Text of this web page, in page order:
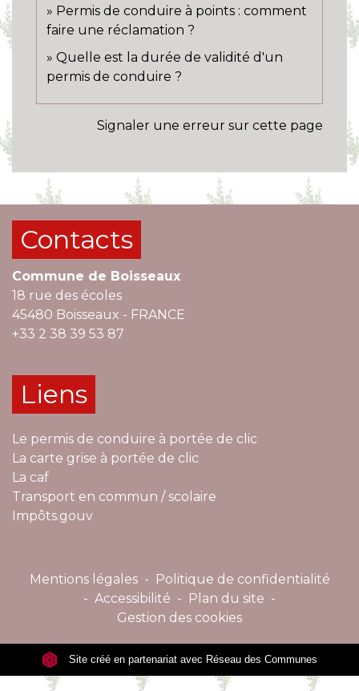
Permis de conduire à points : comment
faire une réclamation ?
Quelle est la durée de validité d'un
permis de conduire ?
Signaler une erreur sur cette page
Contacts
Commune de Boisseaux
18 rue des écoles
45480 Boisseaux - FRANCE
+33 2 38 39 53 87
Liens
Le permis de conduire à portée de clic
La carte grise à portée de clic
La caf
Transport en commun / scolaire
Impôts.gouv
Mentions légales -
Politique de confidentialité
- Accessibilité - Plan du site -
Gestion des cookies
Site créé en partenariat avec Réseau des Communes